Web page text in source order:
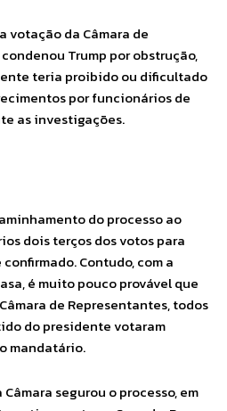
votação da Câmara de
Trump por obstrução,
teria proibido ou dificultado
por funcionários de
as investigações.
do processo ao
dois terços dos votos para
confirmado. Contudo, com a
é muito pouco provável que
de Representantes, todos
do presidente votaram
mandatário.
segurou o processo, em